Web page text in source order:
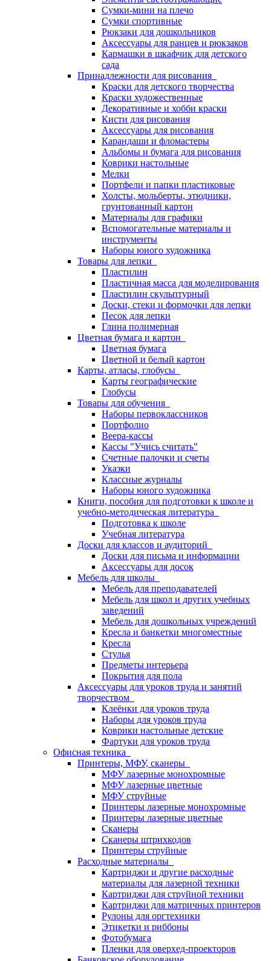
Сумки-мини на плечо
Сумки спортивные
Рюкзаки для дошкольников
Аксессуары для ранцев и рюкзаков
Кармашки в шкафчик для детского
сада
Принадлежности для рисования
Краски для детского творчества
Краски художественные
Декоративные и хобби краски
Кисти для рисования
Аксессуары для рисования
Карандаши и фломастеры
Альбомы и бумага для рисования
Коврики настольные
Мелки
Портфели и папки пластиковые
Холсты, мольберты, этюдники,
грунтованный картон
Материалы для графики
Вспомогательные материалы и
инструменты
Наборы юного художника
Товары для лепки
Пластилин
Пластичная масса для моделирования
Пластилин скульптурный
Доски, стеки и формочки для лепки
Песок для лепки
Глина полимерная
Цветная бумага и картон
Цветная бумага
Цветной и белый картон
Карты, атласы, глобусы
Карты географические
Глобусы
Товары для обучения
Наборы первоклассников
Портфолио
Веера-кассы
Кассы "Учись считать"
Счетные палочки и счеты
Указки
Классные журналы
Наборы юного художника
Книги, пособия для подготовки к школе и
учебно-методическая литература
Подготовка к школе
Учебная литература
Доски для классов и аудиторий
Доски для письма и информации
Аксессуары для досок
Мебель для школы
Мебель для преподавателей
Мебель для школ и других учебных
заведений
Мебель для дошкольных учреждений
Кресла и банкетки многоместные
Кресла
Стулья
Предметы интерьера
Покрытия для пола
Аксессуары для уроков труда и занятий
творчеством
Клеёнки для уроков труда
Наборы для уроков труда
Коврики настольные детские
Фартуки для уроков труда
Офисная техника
Принтеры, МФУ, сканеры
МФУ лазерные монохромные
МФУ лазерные цветные
МФУ струйные
Принтеры лазерные монохромные
Принтеры лазерные цветные
Сканеры
Сканеры штрихкодов
Принтеры струйные
Расходные материалы
Картриджи и другие расходные
материалы для лазерной техники
Картриджи для струйной техники
Картриджи для матричных принтеров
Рулоны для оргтехники
Этикетки и риббоны
Фотобумага
Пленки для оверхед-проекторов